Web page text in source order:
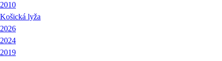
2010
Košická lyža
2026
2024
2019